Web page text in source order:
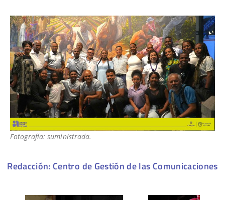
Fotografía: suministrada.
Redacción: Centro de Gestión de las Comunicaciones